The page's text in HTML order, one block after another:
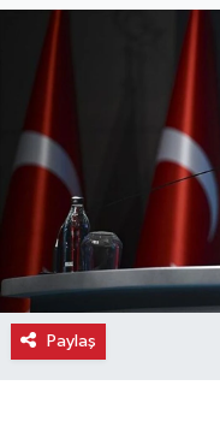
Paylaş
Haber
İlçe Haberleri
Keşfet
Kültür & Sanat